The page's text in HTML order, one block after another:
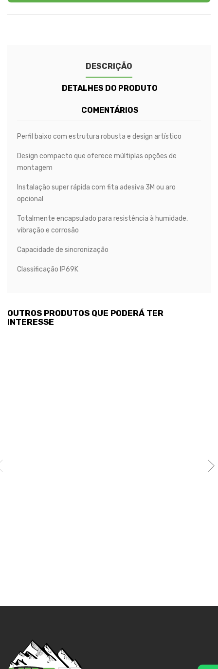
DESCRIÇÃO
DETALHES DO PRODUTO
COMENTÁRIOS
Perfil baixo com estrutura robusta e design artístico
Design compacto que oferece múltiplas opções de
montagem
Instalação super rápida com fita adesiva 3M ou aro
opcional
Totalmente encapsulado para resistência à humidade,
vibração e corrosão
Capacidade de sincronização
Classificação IP69K
OUTROS PRODUTOS QUE PODERÁ TER
INTERESSE